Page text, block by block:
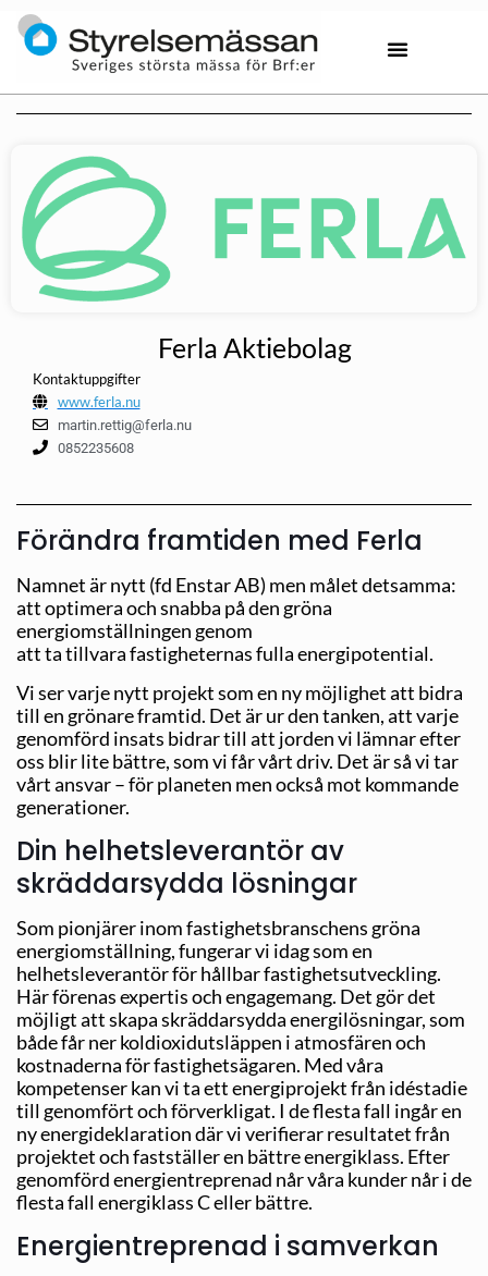
Ferla Aktiebolag
Kontaktuppgifter
www.ferla.nu
martin.rettig@ferla.nu
0852235608
Förändra framtiden med Ferla
Namnet är nytt (fd Enstar AB) men målet detsamma:
att optimera och snabba på den gröna
energiomställningen genom
att ta tillvara fastigheternas fulla energipotential.
Vi ser varje nytt projekt som en ny möjlighet att bidra
till en grönare framtid. Det är ur den tanken, att varje
genomförd insats bidrar till att jorden vi lämnar efter
oss blir lite bättre, som vi får vårt driv. Det är så vi tar
vårt ansvar – för planeten men också mot kommande
generationer.
Din helhetsleverantör av
skräddarsydda lösningar
Som pionjärer inom fastighetsbranschens gröna
energiomställning, fungerar vi idag som en
helhetsleverantör för hållbar fastighetsutveckling.
Här förenas expertis och engagemang. Det gör det
möjligt att skapa skräddarsydda energilösningar, som
både får ner koldioxidutsläppen i atmosfären och
kostnaderna för fastighetsägaren. Med våra
kompetenser kan vi ta ett energiprojekt från idéstadie
till genomfört och förverkligat. I de flesta fall ingår en
ny energideklaration där vi verifierar resultatet från
projektet och fastställer en bättre energiklass. Efter
genomförd energientreprenad når våra kunder når i de
flesta fall energiklass C eller bättre.
Energientreprenad i samverkan